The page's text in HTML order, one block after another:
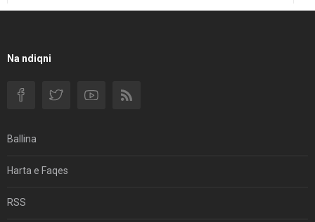
Një Rend Rajonal I Udhëhequr Nga Irani Kundrejt Një
Filmi I Shkurtër Iranian “Pasta Alfredo” Ka Udhëtuar
Na ndiqni
Ballina
Harta e Faqes
RSS